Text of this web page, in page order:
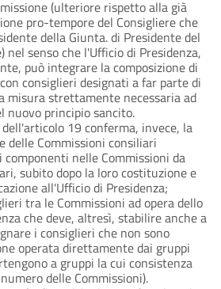
(ulteriore rispetto alla già
pro-tempore del Consigliere che
della Giunta. di Presidente del
nel senso che l'Ufficio di Presidenza,
può integrare la composizione di
consiglieri designati a far parte di
misura strettamente necessaria ad
nuovo principio sancito.
19 conferma, invece, la
delle Commissioni consiliari
componenti nelle Commissioni da
subito dopo la loro costituzione e
all'Ufficio di Presidenza;
tra le Commissioni ad opera dello
che deve, altresì, stabilire anche a
i consiglieri che non sono
operata direttamente dai gruppi
a gruppi la cui consistenza
delle Commissioni).